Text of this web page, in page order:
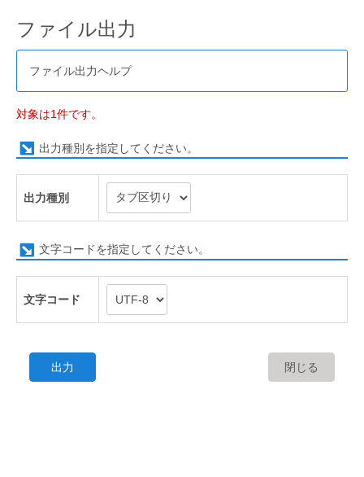
ファイル出力
ファイル出力ヘルプ
対象は1件です。
出力種別を指定してください。
出力種別
文字コードを指定してください。
文字コード